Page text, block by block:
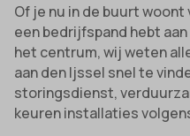
Of je nu in de buurt woont
een bedrijfspand hebt
het centrum, wij weten
aan den Ijssel snel te
storingsdienst,
keuren installaties